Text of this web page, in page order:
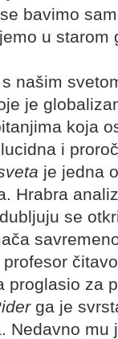
bavimo
u
našim
je
koja
i
je jedna
Hrabra
se
proglasio za
ga je
Nedavno mu